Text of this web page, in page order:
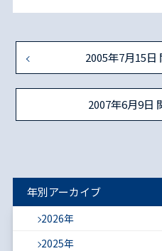
2005年7月15日
2007年6月9日
年別アーカイブ
2026年
2025年